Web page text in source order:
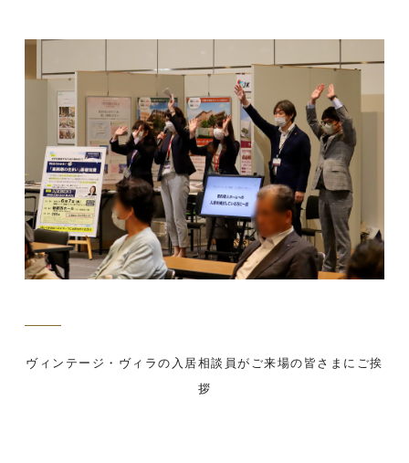
ヴィンテージ・ヴィラの入居相談員がご来場の皆さまにご挨
拶